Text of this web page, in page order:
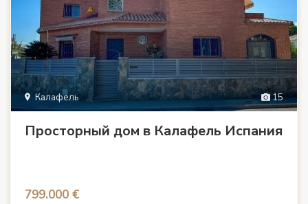
15
Калафель
Просторный дом в Калафель Испания
799.000 €